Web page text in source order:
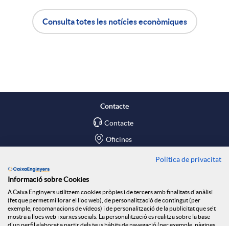
a
a
r
c
a
n
n
Consulta totes les notícies econòmiques
Contacte
Contacte
Oficines
Social Room
Política de privacitat
Informació sobre Cookies
A Caixa Enginyers utilitzem cookies pròpies i de tercers amb finalitats d'anàlisi
(fet que permet millorar el lloc web), de personalització de contingut (per
exemple, recomanacions de vídeos) i de personalització de la publicitat que se't
mostra a llocs web i xarxes socials. La personalització es realitza sobre la base